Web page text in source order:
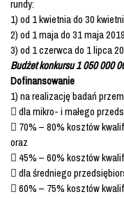
rundy:
1) od 1 kwietnia do 30
2) od 1 maja do 31 maja
3) od 1 czerwca do 1 lipca
Budżet konkursu 1 050 000
Dofinansowanie
1) na realizację badań
 dla mikro- i małego
 70% – 80% kosztów
oraz
 45% – 60% kosztów
 dla średniego
 60% – 75% kosztów